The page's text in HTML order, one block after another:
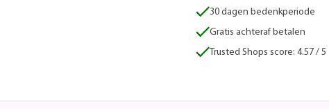
30 dagen bedenkperiode
Gratis achteraf betalen
Trusted Shops score: 4.57 / 5